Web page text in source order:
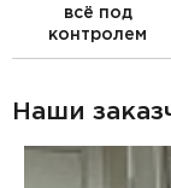
всё под
контролем
Наши